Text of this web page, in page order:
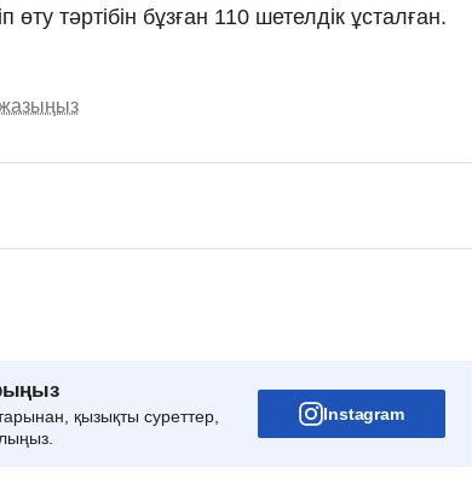
өту тәртібін бұзған 110 шетелдік ұсталған.
жазыңыз
қызықты суреттер,
Instagram